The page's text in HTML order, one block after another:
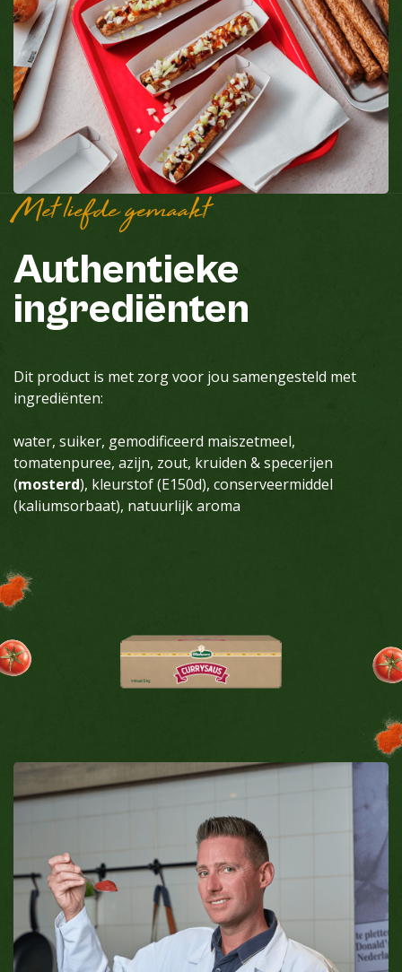
Met liefde gemaakt
Authentieke
ingrediënten
Dit product is met zorg voor jou samengesteld met
ingrediënten:
water, suiker, gemodificeerd maiszetmeel,
tomatenpuree, azijn, zout, kruiden & specerijen
(mosterd), kleurstof (E150d), conserveermiddel
(kaliumsorbaat), natuurlijk aroma